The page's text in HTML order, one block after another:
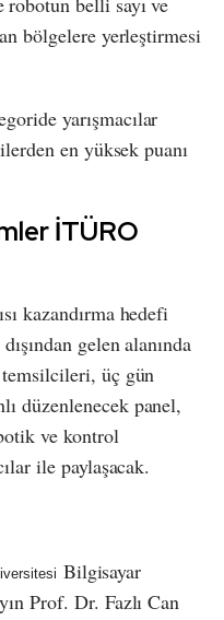
bölgelere yerleştirmesi
yarışmacılar
en yüksek puanı
İTÜRO
kazandırma hedefi
gelen alanında
temsilcileri, üç gün
düzenlenecek panel,
ve kontrol
ile paylaşacak.
Bilgisayar
Prof. Dr. Fazlı Can